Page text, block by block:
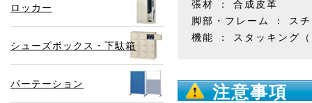
ロッカー
シューズボックス・下駄箱
パーテーション
張材 ： 合成皮革
脚部・フレーム ： ス
機能 ： スタッキング
注意事項